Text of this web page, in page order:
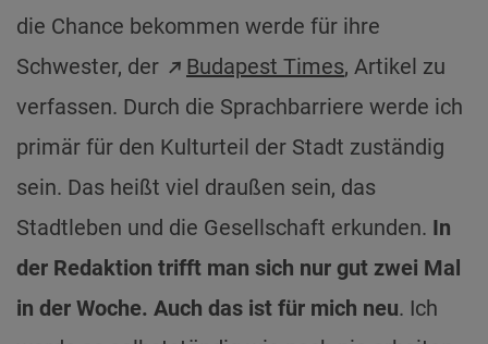
die Chance bekommen werde für ihre
Schwester, der
Budapest Times, Artikel zu
verfassen. Durch die Sprachbarriere werde ich
primär für den Kulturteil der Stadt zuständig
sein. Das heißt viel draußen sein, das
Stadtleben und die Gesellschaft erkunden. In
der Redaktion trifft man sich nur gut zwei Mal
in der Woche. Auch das ist für mich neu. Ich